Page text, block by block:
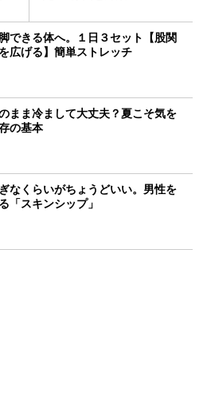
できる体へ。１日３セット【股関
広げる】簡単ストレッチ
まま冷まして大丈夫？夏こそ気を
の基本
なくらいがちょうどいい。男性を
「スキンシップ」